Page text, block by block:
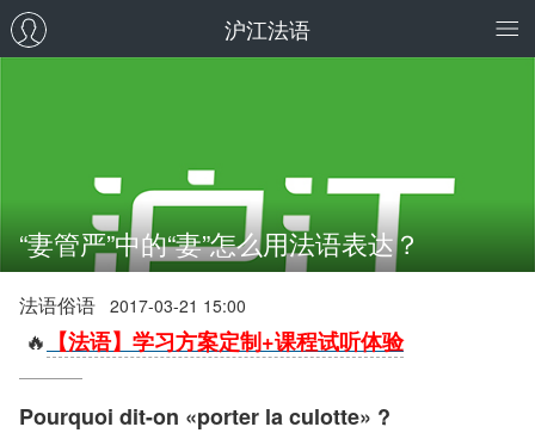
沪江法语
“妻管严”中的“妻”怎么用法语表达？
法语俗语 2017-03-21 15:00
🔥 【法语】学习方案定制+课程试听体验
Pourquoi dit-on «porter la culotte» ?